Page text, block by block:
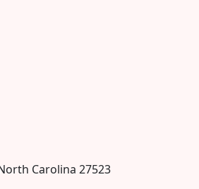
Carolina 27523